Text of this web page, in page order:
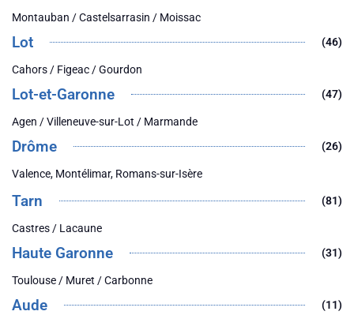
Montauban / Castelsarrasin / Moissac
Lot (46)
Cahors / Figeac / Gourdon
Lot-et-Garonne (47)
Agen / Villeneuve-sur-Lot / Marmande
Drôme (26)
Valence, Montélimar, Romans-sur-Isère
Tarn (81)
Castres / Lacaune
Haute Garonne (31)
Toulouse / Muret / Carbonne
Aude (11)